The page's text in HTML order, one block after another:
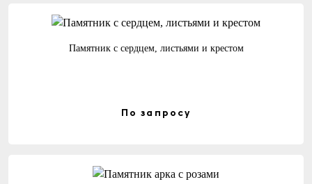
Памятник с сердцем, листьями и крестом
По запросу